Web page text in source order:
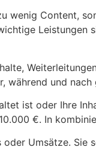
wenig Content,
während und
ist oder Ihre
€. In
Umsätze.